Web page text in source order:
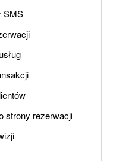
SMS
usług
strony rezerwacji